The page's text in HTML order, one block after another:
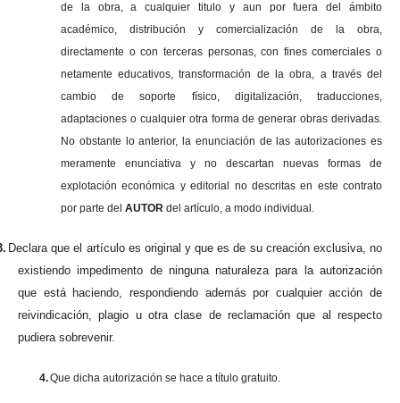
de la obra, a cualquier titulo y aun por fuera del ámbito
académico, distribución y comercialización de la obra,
directamente o con terceras personas, con fines comerciales o
netamente educativos, transformación de la obra, a través del
cambio de soporte físico, digitalización, traducciones,
adaptaciones o cualquier otra forma de generar obras derivadas.
No obstante lo anterior, la enunciación de las autorizaciones es
meramente enunciativa y no descartan nuevas formas de
explotación económica y editorial no descritas en este contrato
por parte del AUTORdel artículo, a modo individual.
Declara que el artículo es original y que es de su creación exclusiva, no
existiendo impedimento de ninguna naturaleza para la autorización
que está haciendo, respondiendo además por cualquier acción de
reivindicación, plagio u otra clase de reclamación que al respecto
pudiera sobrevenir.
4.Que dicha autorización se hace a título gratuito.